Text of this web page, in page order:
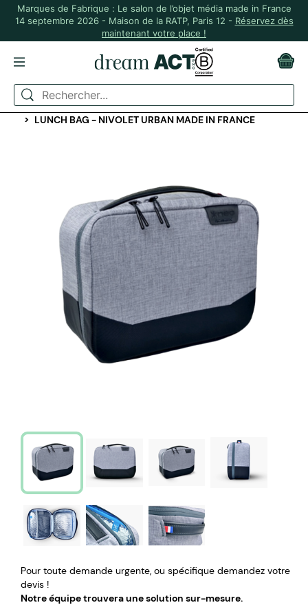
Marques de Fabrique : Le salon de l’objet média made in France
14 septembre 2026 - Maison de la RATP, Paris 12 - Réservez dès
maintenant votre place !
ACCUEIL
BUREAU
BENTOS, LUNCHBOX ET SACS À REPAS
LUNCH BAG - NIVOLET URBAN MADE IN FRANCE
Pour toute demande urgente, ou spécifique demandez votre
devis !
Notre équipe trouvera une solution sur-mesure.